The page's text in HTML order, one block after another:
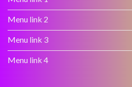
Menu link 2
Menu link 3
Menu link 4